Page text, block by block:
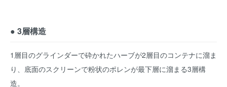
● 3層構造
1層目のグラインダーで砕かれたハーブが2層目のコンテナに溜ま
り、底面のスクリーンで粉状のポレンが最下層に溜まる3層構
造。